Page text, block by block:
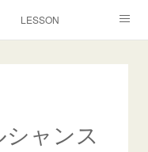
LESSON
ャンス